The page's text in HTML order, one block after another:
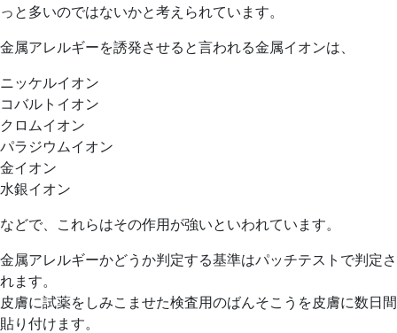
っと多いのではないかと考えられています。
金属アレルギーを誘発させると言われる金属イオンは、
ニッケルイオン
コバルトイオン
クロムイオン
パラジウムイオン
金イオン
水銀イオン
などで、これらはその作用が強いといわれています。
金属アレルギーかどうか判定する基準はパッチテストで判定さ
れます。
皮膚に試薬をしみこませた検査用のばんそこうを皮膚に数日間
貼り付けます。